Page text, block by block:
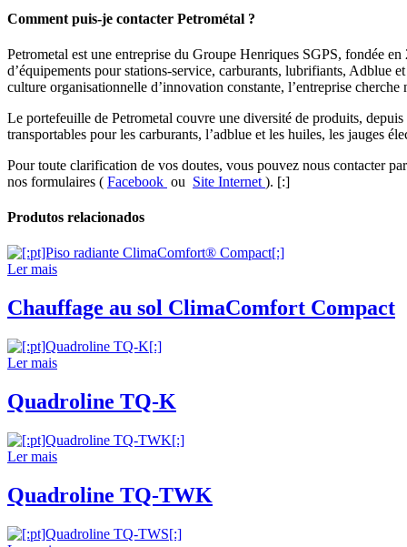
Comment puis-je contacter Petrométal ?
Petrometal est une entreprise du Groupe Henriques SGPS, fondée
d’équipements pour stations-service, carburants, lubrifiants, Adblue
culture organisationnelle d’innovation constante, l’entreprise cherche
Le portefeuille de Petrometal couvre une diversité de produits,
transportables pour les carburants, l’adblue et les huiles, les jauges
Pour toute clarification de vos doutes, vous pouvez nous contacter
nos formulaires ( Facebook ou Site Internet ). [:]
Produtos relacionados
Ler mais
Chauffage au sol ClimaComfort Compact
Ler mais
Quadroline TQ-K
Ler mais
Quadroline TQ-TWK